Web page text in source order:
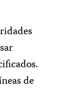
de